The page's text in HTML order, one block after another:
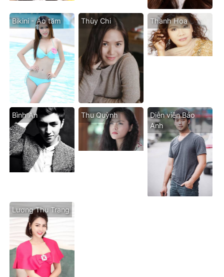
Bikini - Áo tăm Thùy Chi Thanh Hoa
Bình An Thu Quỳnh
Diễn viên Bảo
Anh
Lương Thu Trang